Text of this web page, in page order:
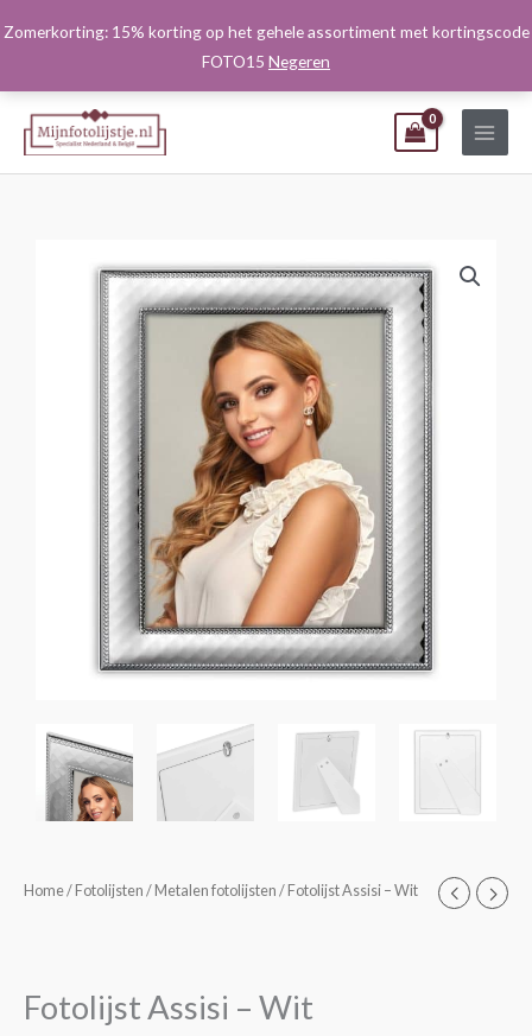
Zomerkorting: 15% korting op het gehele assortiment met kortingscode
FOTO15 Negeren
naar
Home/ Fotolijsten / Metalen fotolijsten / Fotolijst Assisi – Wit
Fotolijst Assisi – Wit
Prijsklasse:
tot
Fotolijst
aantal